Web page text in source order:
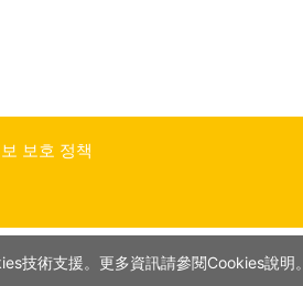
보호 정책
技術支援。更多資訊請參閱Cookies說明。